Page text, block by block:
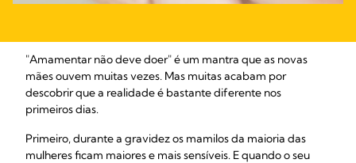
"Amamentar não deve doer" é um mantra que as novas
mães ouvem muitas vezes. Mas muitas acabam por
descobrir que a realidade é bastante diferente nos
primeiros dias.
Primeiro, durante a gravidez os mamilos da maioria das
mulheres ficam maiores e mais sensíveis. E quando o seu